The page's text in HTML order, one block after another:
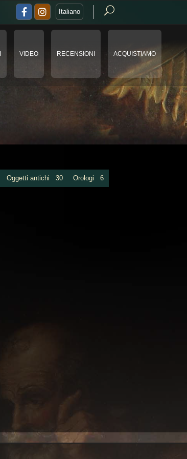
Italiano
VIDEO RECENSIONI ACQUISTIAMO
Oggetti antichi 30 Orologi 6